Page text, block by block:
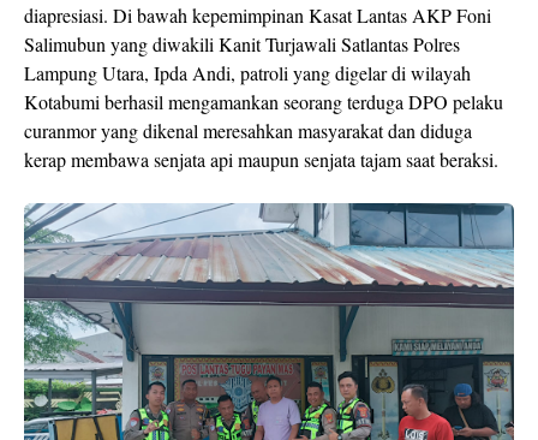
diapresiasi. Di bawah kepemimpinan Kasat Lantas AKP Foni
Salimubun yang diwakili Kanit Turjawali Satlantas Polres
Lampung Utara, Ipda Andi, patroli yang digelar di wilayah
Kotabumi berhasil mengamankan seorang terduga DPO pelaku
curanmor yang dikenal meresahkan masyarakat dan diduga
kerap membawa senjata api maupun senjata tajam saat beraksi.